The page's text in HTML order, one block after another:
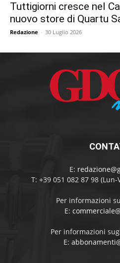
Tuttigiorni cresce nel
nuovo store di Quartu
Redazione - 30 Luglio 2026
E:
T: +39 051 082 87 98
Per informazioni
E:
Per informazioni
E: